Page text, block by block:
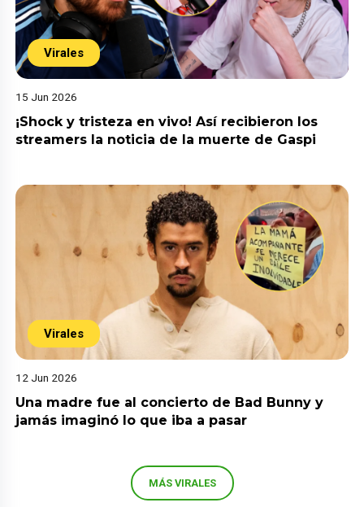
Virales
15 Jun 2026
¡Shock y tristeza en vivo! Así recibieron los
streamers la noticia de la muerte de Gaspi
Virales
12 Jun 2026
Una madre fue al concierto de Bad Bunny y
jamás imaginó lo que iba a pasar
MÁS VIRALES